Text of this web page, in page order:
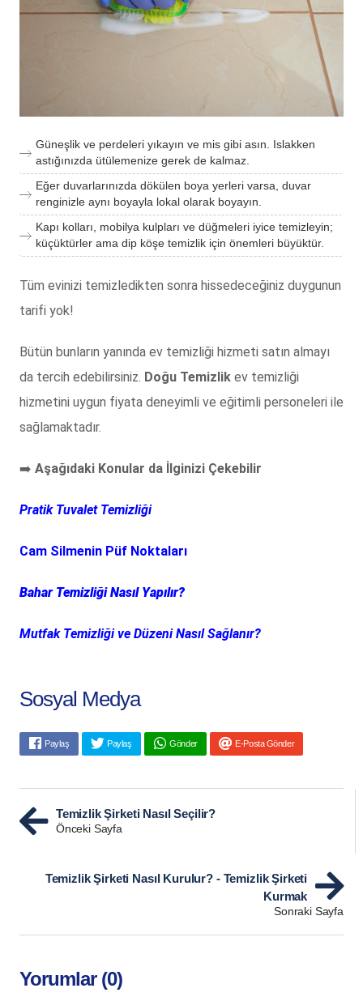
Güneşlik ve perdeleri yıkayın ve mis gibi asın. Islakken
astığınızda ütülemenize gerek de kalmaz.
Eğer duvarlarınızda dökülen boya yerleri varsa, duvar
renginizle aynı boyayla lokal olarak boyayın.
Kapı kolları, mobilya kulpları ve düğmeleri iyice temizleyin;
küçüktürler ama dip köşe temizlik için önemleri büyüktür.
Tüm evinizi temizledikten sonra hissedeceğiniz duygunun
tarifi yok!
Bütün bunların yanında ev temizliği hizmeti satın almayı
da tercih edebilirsiniz. Doğu Temizlikev temizliği
hizmetini uygun fiyata deneyimli ve eğitimli personeleri ile
sağlamaktadır.
➡️ Aşağıdaki Konular da İlginizi Çekebilir
Pratik Tuvalet Temizliği
Cam Silmenin Püf Noktaları
Bahar Temizliği Nasıl Yapılır?
Mutfak Temizliği ve Düzeni Nasıl Sağlanır?
Sosyal Medya
Paylaş Paylaş Gönder E-Posta Gönder
Temizlik Şirketi Nasıl Seçilir?
Önceki Sayfa
Temizlik Şirketi Nasıl Kurulur? - Temizlik Şirketi
Kurmak
Sonraki Sayfa
Yorumlar (0)